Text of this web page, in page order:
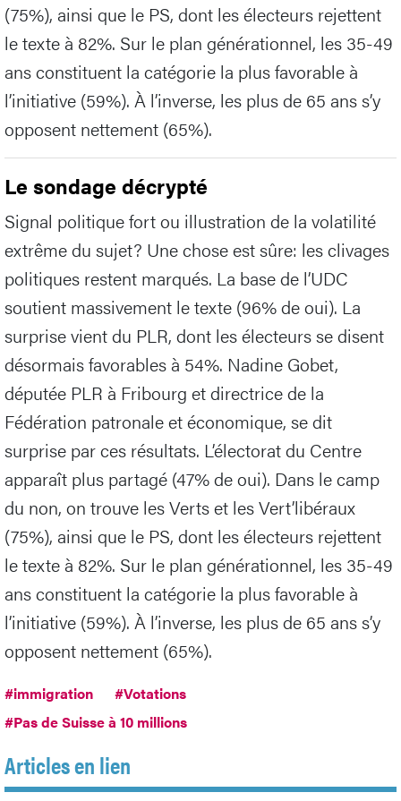
(75%), ainsi que le PS, dont les électeurs rejettent
le texte à 82%. Sur le plan générationnel, les 35-49
ans constituent la catégorie la plus favorable à
l’initiative (59%). À l’inverse, les plus de 65 ans s’y
opposent nettement (65%).
Le sondage décrypté
Signal politique fort ou illustration de la volatilité
extrême du sujet? Une chose est sûre: les clivages
politiques restent marqués. La base de l’UDC
soutient massivement le texte (96% de oui). La
surprise vient du PLR, dont les électeurs se disent
désormais favorables à 54%. Nadine Gobet,
députée PLR à Fribourg et directrice de la
Fédération patronale et économique, se dit
surprise par ces résultats. L’électorat du Centre
apparaît plus partagé (47% de oui). Dans le camp
du non, on trouve les Verts et les Vert’libéraux
(75%), ainsi que le PS, dont les électeurs rejettent
le texte à 82%. Sur le plan générationnel, les 35-49
ans constituent la catégorie la plus favorable à
l’initiative (59%). À l’inverse, les plus de 65 ans s’y
opposent nettement (65%).
#immigration
#Votations
#Pas de Suisse à 10 millions
Articles en lien